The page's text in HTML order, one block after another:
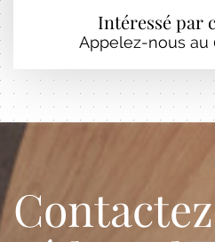
Intéressé par
Appelez-nous au